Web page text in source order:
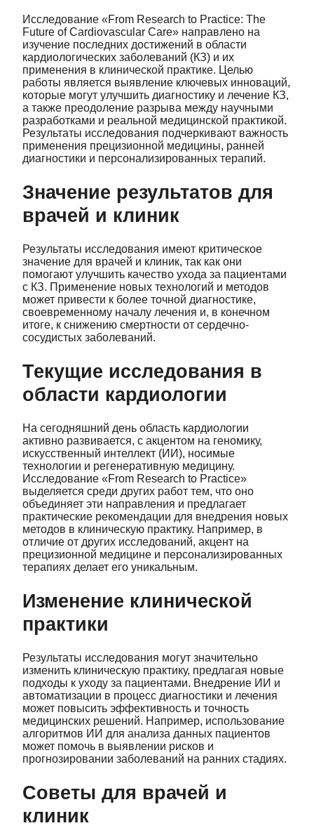
Исследование «From Research to Practice: The
Future of Cardiovascular Care» направлено на
изучение последних достижений в области
кардиологических заболеваний (КЗ) и их
применения в клинической практике. Целью
работы является выявление ключевых инноваций,
которые могут улучшить диагностику и лечение КЗ,
а также преодоление разрыва между научными
разработками и реальной медицинской практикой.
Результаты исследования подчеркивают важность
применения прецизионной медицины, ранней
диагностики и персонализированных терапий.
Значение результатов для
врачей и клиник
Результаты исследования имеют критическое
значение для врачей и клиник, так как они
помогают улучшить качество ухода за пациентами
с КЗ. Применение новых технологий и методов
может привести к более точной диагностике,
своевременному началу лечения и, в конечном
итоге, к снижению смертности от сердечно-
сосудистых заболеваний.
Текущие исследования в
области кардиологии
На сегодняшний день область кардиологии
активно развивается, с акцентом на геномику,
искусственный интеллект (ИИ), носимые
технологии и регенеративную медицину.
Исследование «From Research to Practice»
выделяется среди других работ тем, что оно
объединяет эти направления и предлагает
практические рекомендации для внедрения новых
методов в клиническую практику. Например, в
отличие от других исследований, акцент на
прецизионной медицине и персонализированных
терапиях делает его уникальным.
Изменение клинической
практики
Результаты исследования могут значительно
изменить клиническую практику, предлагая новые
подходы к уходу за пациентами. Внедрение ИИ и
автоматизации в процесс диагностики и лечения
может повысить эффективность и точность
медицинских решений. Например, использование
алгоритмов ИИ для анализа данных пациентов
может помочь в выявлении рисков и
прогнозировании заболеваний на ранних стадиях.
Советы для врачей и
клиник